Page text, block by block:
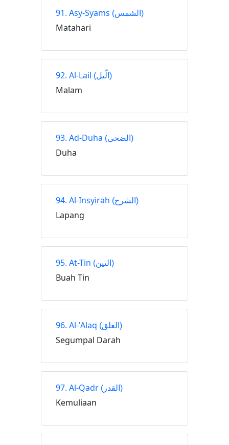
91. Asy-Syams (الشمس)
Matahari
92. Al-Lail (الّيل)
Malam
93. Ad-Duha (الضحى)
Duha
94. Al-Insyirah (الشرح)
Lapang
95. At-Tin (التين)
Buah Tin
96. Al-'Alaq (العلق)
Segumpal Darah
97. Al-Qadr (القدر)
Kemuliaan